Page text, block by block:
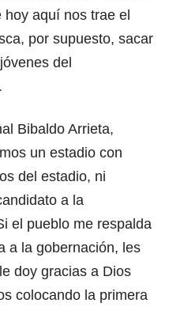
hoy aquí nos trae el
por supuesto, sacar
del
Bibaldo Arrieta,
un estadio con
del estadio, ni
a la
el pueblo me respalda
a la gobernación, les
doy gracias a Dios
colocando la primera